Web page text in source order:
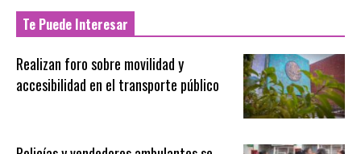
Te Puede Interesar
Realizan foro sobre movilidad y
accesibilidad en el transporte público